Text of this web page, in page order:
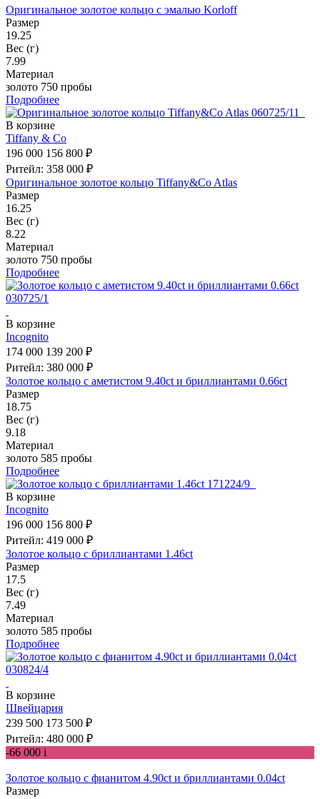
Оригинальное золотое кольцо с эмалью Korloff
Размер
19.25
Вес (г)
7.99
Материал
золото 750 пробы
Подробнее
В корзине
Tiffany & Co
196 000 156 800 ₽
Ритейл: 358 000 ₽
Оригинальное золотое кольцо Tiffany&Co Atlas
Размер
16.25
Вес (г)
8.22
Материал
золото 750 пробы
Подробнее
В корзине
Incognito
174 000 139 200 ₽
Ритейл: 380 000 ₽
Золотое кольцо с аметистом 9.40ct и бриллиантами 0.66ct
Размер
18.75
Вес (г)
9.18
Материал
золото 585 пробы
Подробнее
В корзине
Incognito
196 000 156 800 ₽
Ритейл: 419 000 ₽
Золотое кольцо с бриллиантами 1.46ct
Размер
17.5
Вес (г)
7.49
Материал
золото 585 пробы
Подробнее
В корзине
Швейцария
239 500 173 500 ₽
Ритейл: 480 000 ₽
-66 000 i
Золотое кольцо с фианитом 4.90ct и бриллиантами 0.04ct
Размер